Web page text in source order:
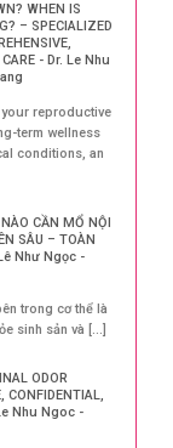
WHEN IS
– SPECIALIZED
- Dr. Le Nhu
reproductive
term wellness
conditions, an
CẦN MỔ NỘI
SÂU – TOÀN
Như Ngọc -
trong cơ thể là
sinh sản và [...]
ODOR
CONFIDENTIAL,
Nhu Ngoc -